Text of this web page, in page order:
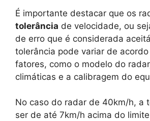
É importante destacar que os
tolerância de velocidade, ou
de erro que é considerada
tolerância pode variar de
fatores, como o modelo do
climáticas e a calibragem do
No caso do radar de 40km/h, a
ser de até 7km/h acima do